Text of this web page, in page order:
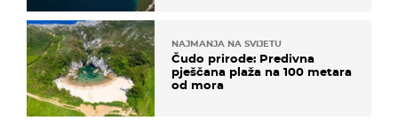
NAJMANJA NA SVIJETU
Čudo prirode: Predivna
pješčana plaža na 100 metara
od mora